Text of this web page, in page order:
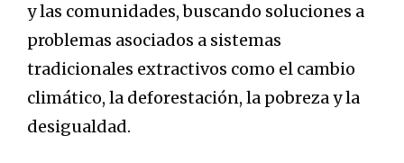
y las comunidades, buscando soluciones a
problemas asociados a sistemas
tradicionales extractivos como el cambio
climático, la deforestación, la pobreza y la
desigualdad.